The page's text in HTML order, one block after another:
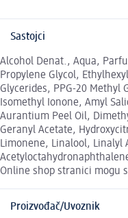
Sastojci
Alcohol Denat., Aqua,
Propylene Glycol,
Glycerides, PPG-20 Methyl
Isomethyl Ionone, Amyl
Aurantium Peel Oil,
Geranyl Acetate,
Limonene, Linalool, Linalyl
Online shop stranici mogu
Proizvođač/Uvoznik